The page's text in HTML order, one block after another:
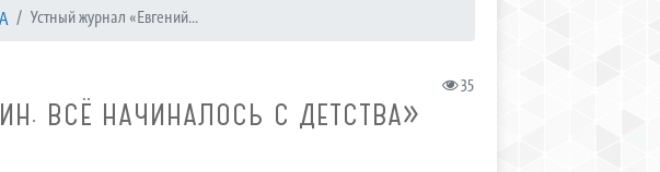
Устный журнал «Евгений...
35
ВСЁ НАЧИНАЛОСЬ С ДЕТСТВА»